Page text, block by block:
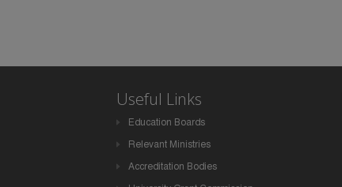
Useful Links
Education Boards
Relevant Ministries
Accreditation Bodies